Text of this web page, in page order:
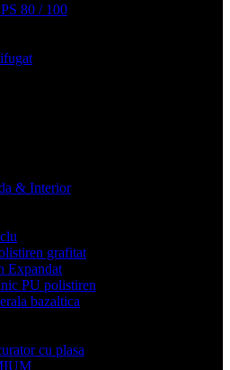
80 / 100
& Interior
grafitat
Expandat
PU polistiren
bazaltica
cu plasa